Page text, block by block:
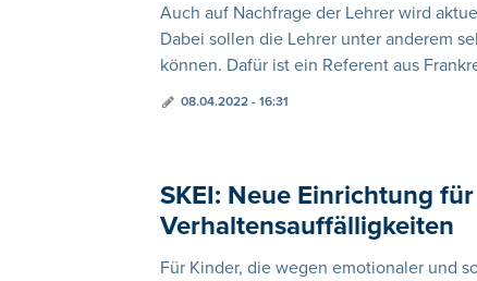
Auch auf Nachfrage der Lehrer wird
Dabei sollen die Lehrer unter anderem
können. Dafür ist ein Referent aus
08.04.2022 - 16:31
SKEI: Neue Einrichtung
Verhaltensauffälligkeiten
Für Kinder, die wegen emotionaler und